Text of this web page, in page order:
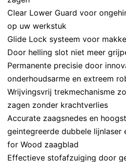
Clear Lower Guard voor
op uw werkstuk
Glide Lock systeem voor
Door helling slot niet meer
Permanente precisie door
onderhoudsarme en extreem
Wrijvingsvrij trekmechanisme
zagen zonder krachtverlies
Accurate zaagsnedes en
geintegreerde dubbele lijnlaser
for Wood zaagblad
Effectieve stofafzuiging door